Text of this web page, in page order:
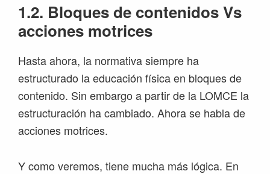
1.2. Bloques de contenidos Vs
acciones motrices
Hasta ahora, la normativa siempre ha
estructurado la educación física en bloques de
contenido. Sin embargo a partir de la LOMCE la
estructuración ha cambiado. Ahora se habla de
acciones motrices.
Y como veremos, tiene mucha más lógica. En